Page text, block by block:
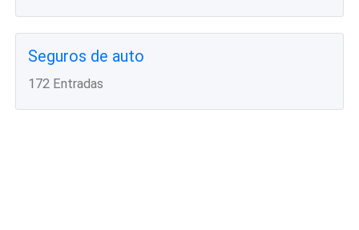
Seguros de auto
172 Entradas